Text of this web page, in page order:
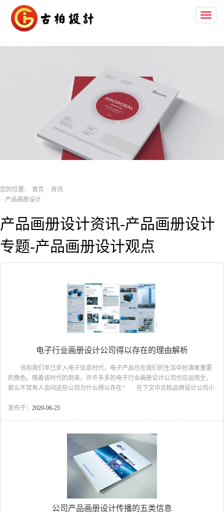
您的位置： 首页
资讯
产品画册设计
产品画册设计资讯-产品画册设计
专题-产品画册设计观点
电子行业画册设计公司得以存在的理由解析
当前我们早已步入电子信息时代，电子产品也在我们的生活中扮演者重要
的角色。随着该时代的到来，许许多多的电子行业画册设计公司也应运而生，
那么不禁有人会问这些公司为什么得以存在? 在下文中古柏品牌设计公司小
的朋友快和小编一起去看看吧! 理由一 一本精致的电子行业画册就像电
向每一个人传达出了企业的品牌形象，使客户不用到实地勘察就可以大致的了
解到企业的相关信息。由此就能知道电子行业画册设计公司...
发布于： 2020-06-25
公司产品画册设计传播的五类信息